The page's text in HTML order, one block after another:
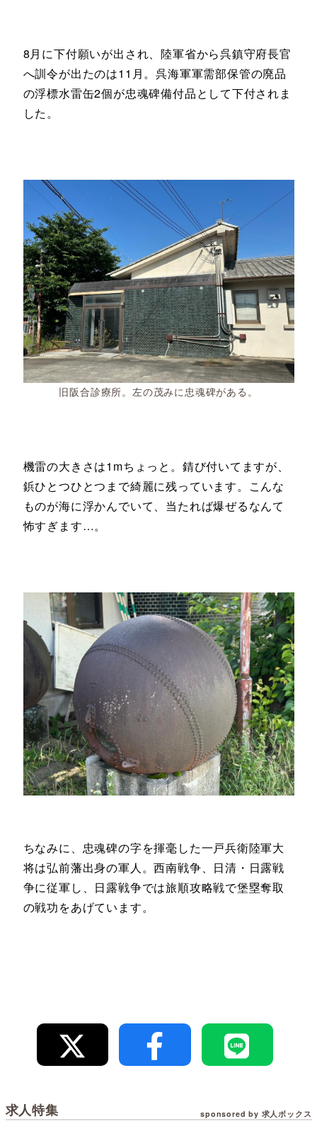
8月に下付願いが出され、陸軍省から呉鎮守府長官
へ訓令が出たのは11月。呉海軍軍需部保管の廃品
の浮標水雷缶2個が忠魂碑備付品として下付されま
した。
旧阪合診療所。左の茂みに忠魂碑がある。
機雷の大きさは1mちょっと。錆び付いてますが、
鋲ひとつひとつまで綺麗に残っています。こんな
ものが海に浮かんでいて、当たれば爆ぜるなんて
怖すぎます…。
ちなみに、忠魂碑の字を揮毫した一戸兵衛陸軍大
将は弘前藩出身の軍人。西南戦争、日清・日露戦
争に従軍し、日露戦争では旅順攻略戦で堡塁奪取
の戦功をあげています。
求人特集 sponsored by 求人ボックス